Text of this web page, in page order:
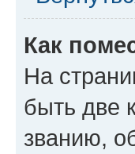
Как
На
быть две
званию,